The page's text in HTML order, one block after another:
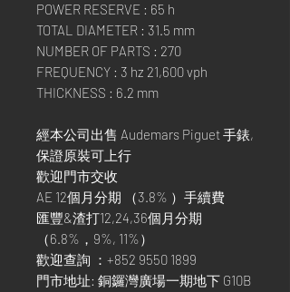
POWER RESERVE : 65 h
TOTAL DIAMETER : 31.5 mm
NUMBER OF PARTS : 270
FREQUENCY : 3 hz 21,600 vph
THICKNESS : 6.2 mm
經本公司出售 Audemars Piguet 手錶,
保證原裝可上行
歡迎門市交收
AE 12個月分期 （3.8% ）手續費
匯豐&渣打12,24,36個月分期
（6.8%，9%, 11%）
歡迎查詢 ：+852 9550 1899
門市地址: 銅鑼灣廣場一期地下 G10B